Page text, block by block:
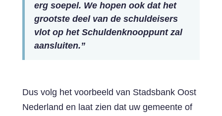
erg soepel. We hopen ook dat het
grootste deel van de schuldeisers
vlot op het Schuldenknooppunt zal
aansluiten.”
Dus volg het voorbeeld van Stadsbank Oost
Nederland en laat zien dat uw gemeente of